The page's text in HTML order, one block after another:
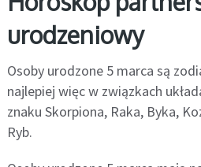
urodzeniowy
Osoby urodzone 5 marca są
najlepiej więc w związkach
znaku Skorpiona, Raka, Byka,
Ryb.